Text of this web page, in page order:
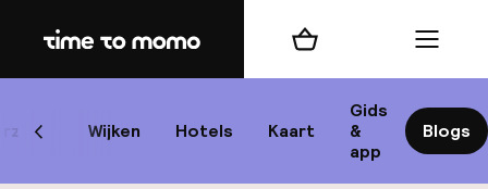
Home
Wijken Hotels Kaart
Gids
&
app
Blogs
Scroll naar links
Winkelmand Menu